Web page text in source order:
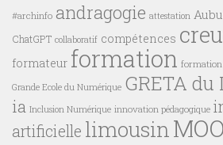
#archinfo andragogie attestation
ChatGPT collaboratif compétences
formateur formation
Grande Ecole du Numérique GRETA
ia Inclusion Numérique innovation pédagogique
artificielle limousin